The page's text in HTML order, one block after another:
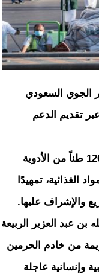
الجوي السعودي
تقديم الدعم
فقد انطلقت اليوم طائرتان إغاثيتان من مطار الملك خالد الدولي تحملان أكثر من 120 طناً من الأدوية
الغذائية، تمهيدًا
والإشراف عليها.
عبد العزير الربيعة
من خادم الحرمين
وإنسانية عاجلة